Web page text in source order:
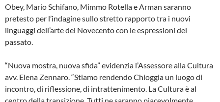
Obey, Mario Schifano, Mimmo Rotella e Arman saranno
pretesto per l’indagine sullo stretto rapporto tra i nuovi
linguaggi dell’arte del Novecento con le espressioni del
passato.
“Nuova mostra, nuova sfida” evidenzia l’Assessore alla Cultura
avv. Elena Zennaro. “Stiamo rendendo Chioggia un luogo di
incontro, di riflessione, di intrattenimento. La Cultura è al